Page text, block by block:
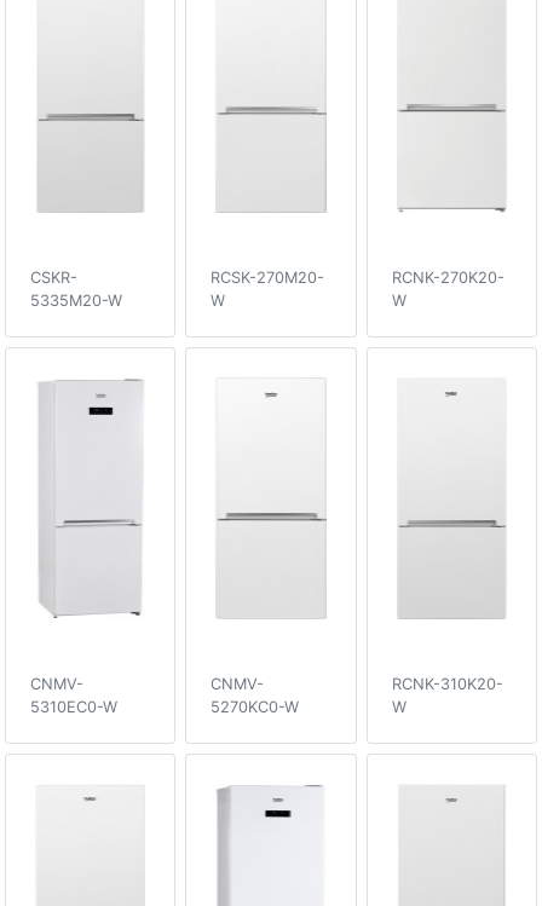
CSKR-
5335M20-W
RCSK-270M20-
W
RCNK-270K20-
W
CNMV-
5310EC0-W
CNMV-
5270KC0-W
RCNK-310K20-
W